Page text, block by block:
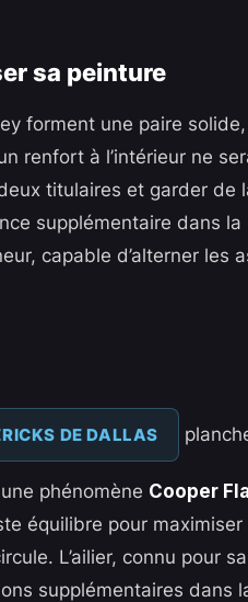
sa peinture
forment une paire
renfort à l’intérieur ne
titulaires et garder de
supplémentaire dans
capable d’alterner les
DE DALLAS
phénomène Cooper
équilibre pour
L’ailier, connu pour
supplémentaires dans